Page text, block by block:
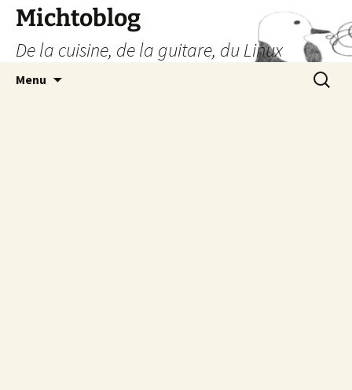
Aller
contenu
Michtoblog
De la cuisine, de la guitare, du Linux
Menu